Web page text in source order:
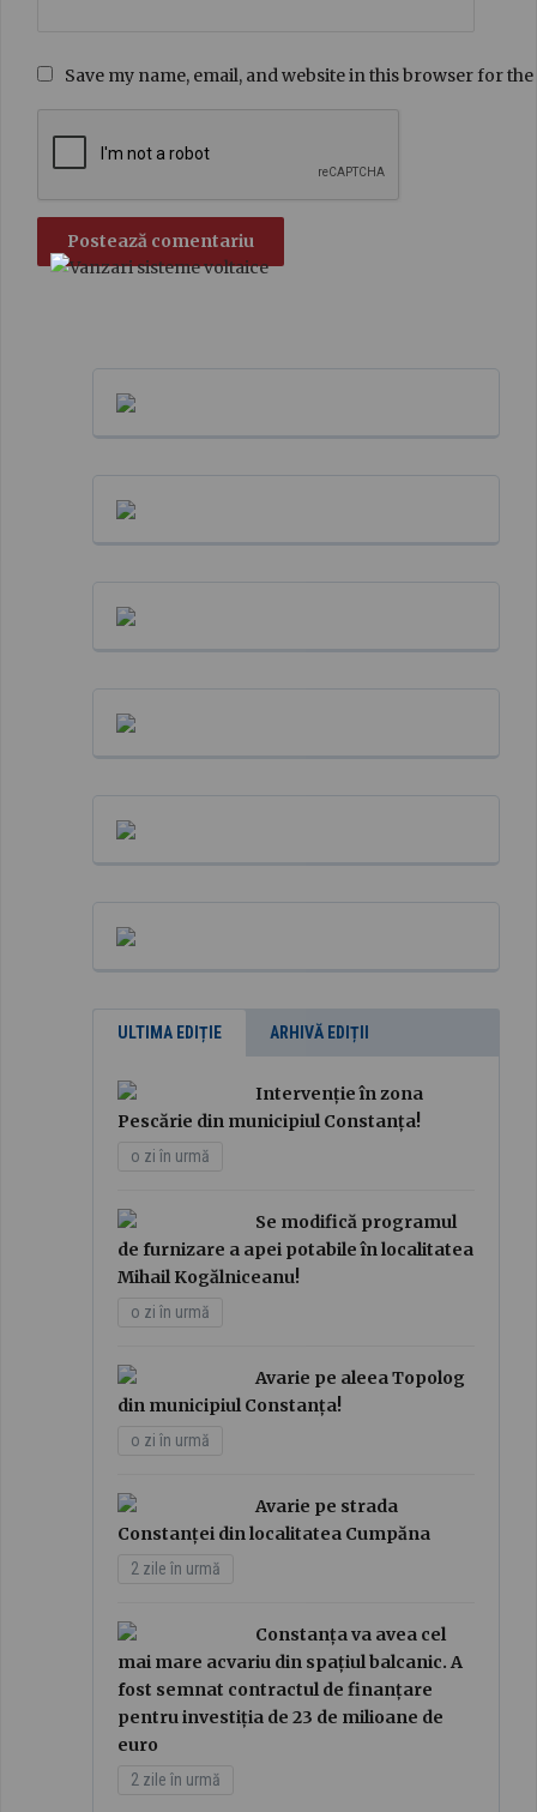
Save my name, email, and website in this browser for
ULTIMA EDIȚIE ARHIVĂ EDIȚII
Intervenție în zona
Pescărie din municipiul Constanța!
o zi în urmă
Se modifică programul
de furnizare a apei potabile în localitatea
Mihail Kogălniceanu!
o zi în urmă
Avarie pe aleea Topolog
din municipiul Constanța!
o zi în urmă
Avarie pe strada
Constanței din localitatea Cumpăna
2 zile în urmă
Constanța va avea cel
mai mare acvariu din spațiul balcanic. A
fost semnat contractul de finanțare
pentru investiția de 23 de milioane de
euro
2 zile în urmă